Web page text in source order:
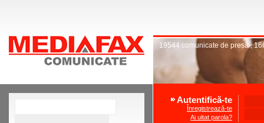
19544 comunicate de presă,
Autentifică-te
Înregistrează-te
Ai uitat parola?